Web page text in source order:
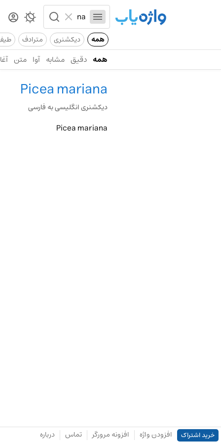
همه دیکشنری مترادف
همه دقیق مشابه آوا متن
Picea mariana
دیکشنری انگلیسی به فارسی
Picea mariana
خرید اشتراک افزودن واژه افزونه مرورگر تماس درباره